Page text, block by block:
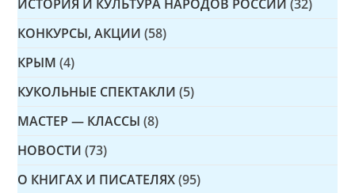
ИСТОРИЯ И КУЛЬТУРА НАРОДОВ РОССИИ (32)
КОНКУРСЫ, АКЦИИ (58)
КРЫМ (4)
КУКОЛЬНЫЕ СПЕКТАКЛИ (5)
МАСТЕР — КЛАССЫ (8)
НОВОСТИ (73)
О КНИГАХ И ПИСАТЕЛЯХ (95)